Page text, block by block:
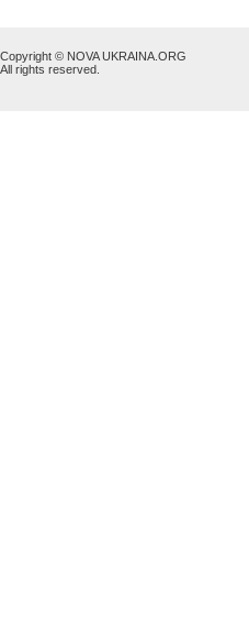
Copyright © NOVA UKRAINA.ORG
All rights reserved.